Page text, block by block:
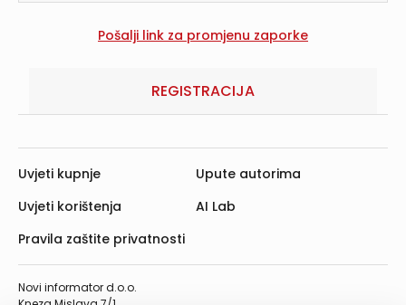
REGISTRACIJA
Novi informator d.o.o.
Uvjeti kupnje
Uvjeti korištenja
Pravila zaštite privatnosti
Upute autorima
AI Lab